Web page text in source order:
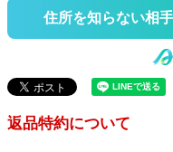
住所を知らない相
返品特約について